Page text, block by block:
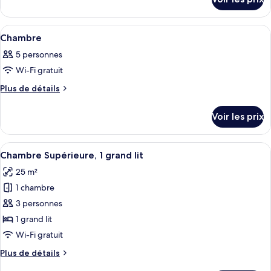
de
chambre :
Chambre
le
type
de
Chambre
Afficher
toutes
les
photos
pour
de
chambre :
Chambre
Coffres-forts dans les chambres,
5
Chambre
5 personnes
Wi-Fi gratuit
Plus de détails
Plus
le
type
de
Chambre
Voir les prix
Afficher
toutes
les
photos
pour
ce
type
chambre :
Une chambre d’hôtel avec un
6
Chambre Supérieure, 1 grand lit
25 m²
1 chambre
3 personnes
1 grand lit
Wi-Fi gratuit
Plus de détails
Plus